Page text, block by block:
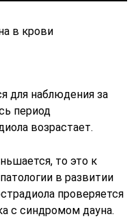
в крови
для наблюдения за
период
возрастает.
то это к
в развитии
проверяется
с синдромом дауна.